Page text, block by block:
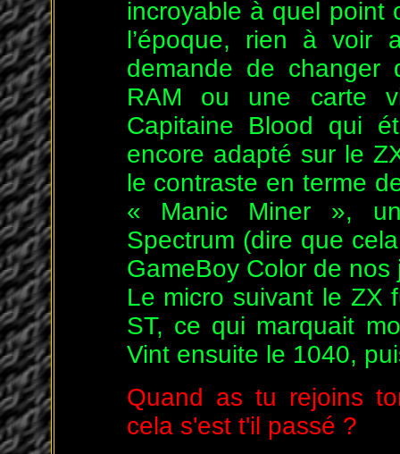
incroyable à quel point
l’époque, rien à voir
demande de changer
RAM ou une carte
Capitaine Blood qui
encore adapté sur le
le contraste en terme
« Manic Miner »,
Spectrum (dire que
GameBoy Color de
Le micro suivant le ZX
ST, ce qui marquait
Vint ensuite le 1040,
Quand as tu rejoins
cela s'est t'il passé ?